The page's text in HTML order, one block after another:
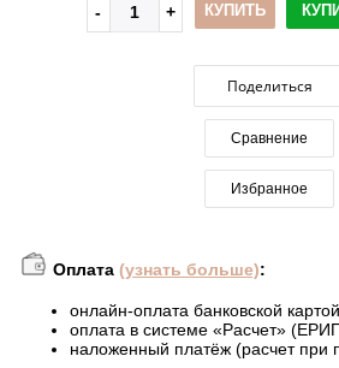
КУПИТЬ
Поделиться
Сравнение
Избранное
Оплата (узнать больше):
онлайн-оплата банковской картой
оплата в системе «Расчет»
наложенный платёж (расчет при